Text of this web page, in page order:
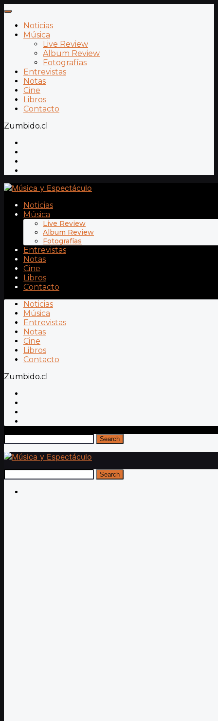
Noticias
Música
Live Review
Album Review
Fotografías
Entrevistas
Notas
Cine
Libros
Contacto
Zumbido.cl
Noticias
Música
Live Review
Album Review
Fotografías
Entrevistas
Notas
Cine
Libros
Contacto
Noticias
Música
Entrevistas
Notas
Cine
Libros
Contacto
Zumbido.cl
Search
Search